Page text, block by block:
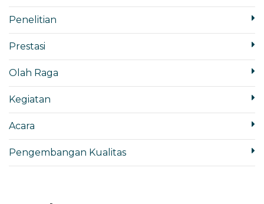
Penelitian
Prestasi
Olah Raga
Kegiatan
Acara
Pengembangan Kualitas